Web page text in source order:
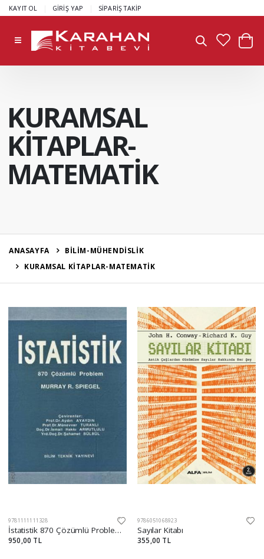
KAYIT OL GİRİŞ YAP SİPARİŞ TAKİP
KURAMSAL
KİTAPLAR-
MATEMATİK
ANASAYFA
BİLİM-MÜHENDİSLİK
KURAMSAL KİTAPLAR-MATEMATİK
9781111111328
İstatistik 870 Çözümlü Problem Murray R. Spiegel
950,00 TL
9786051068923
Sayılar Kitabı
355,00 TL